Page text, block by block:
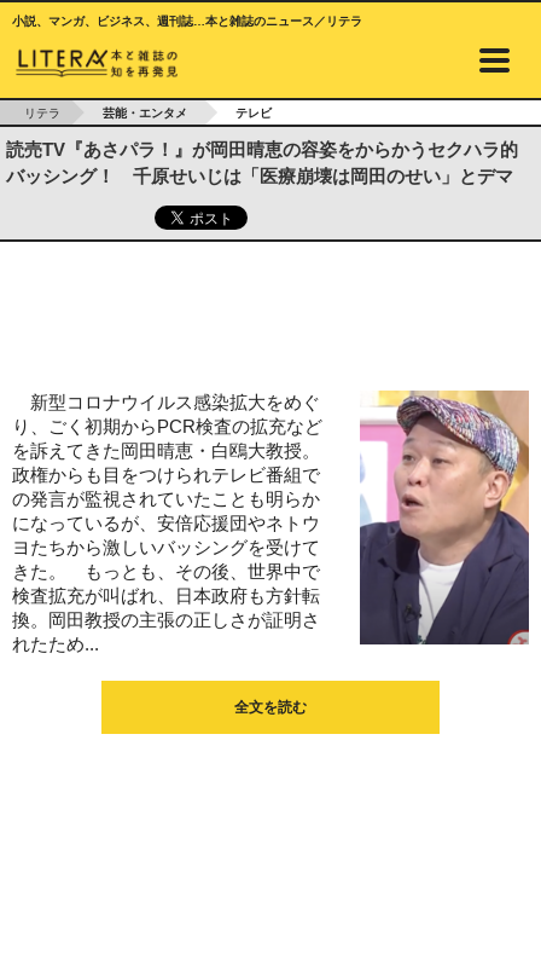
小説、マンガ、ビジネス、週刊誌…本と雑誌のニュース／リテラ
リテラ 芸能・エンタメ テレビ
読売TV『あさパラ！』が岡田晴恵の容姿をからかうセクハラ的
バッシング！ 千原せいじは「医療崩壊は岡田のせい」とデマ
新型コロナウイルス感染拡大をめぐ
り、ごく初期からPCR検査の拡充など
を訴えてきた岡田晴恵・白鴎大教授。
政権からも目をつけられテレビ番組で
の発言が監視されていたことも明らか
になっているが、安倍応援団やネトウ
ヨたちから激しいバッシングを受けて
きた。 もっとも、その後、世界中で
検査拡充が叫ばれ、日本政府も方針転
換。岡田教授の主張の正しさが証明さ
れたため...
全文を読む